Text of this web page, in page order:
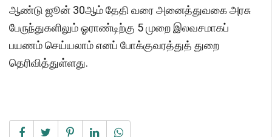
ஆண்டு ஜூன் 30ஆம் தேதி வரை அனைத்துவகை அரசு
பேருந்துகளிலும் ஓராண்டிற்கு 5 முறை இலவசமாகப்
பயணம் செய்யலாம் எனப் போக்குவரத்துத் துறை
தெரிவித்துள்ளது.